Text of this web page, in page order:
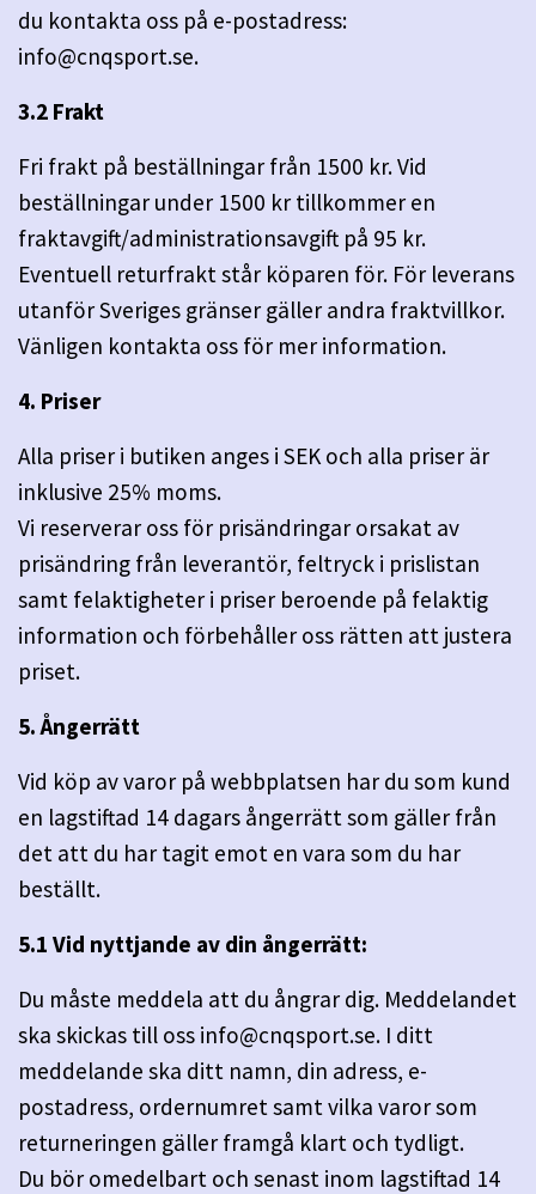
du kontakta oss på e-postadress:
info@cnqsport.se.
3.2 Frakt
Fri frakt på beställningar från 1500 kr. Vid
beställningar under 1500 kr tillkommer en
fraktavgift/administrationsavgift på 95 kr.
Eventuell returfrakt står köparen för. För leverans
utanför Sveriges gränser gäller andra fraktvillkor.
Vänligen kontakta oss för mer information.
4. Priser
Alla priser i butiken anges i SEK och alla priser är
inklusive 25% moms.
Vi reserverar oss för prisändringar orsakat av
prisändring från leverantör, feltryck i prislistan
samt felaktigheter i priser beroende på felaktig
information och förbehåller oss rätten att justera
priset.
5. Ångerrätt
Vid köp av varor på webbplatsen har du som kund
en lagstiftad 14 dagars ångerrätt som gäller från
det att du har tagit emot en vara som du har
beställt.
5.1 Vid nyttjande av din ångerrätt:
Du måste meddela att du ångrar dig. Meddelandet
ska skickas till oss info@cnqsport.se. I ditt
meddelande ska ditt namn, din adress, e-
postadress, ordernumret samt vilka varor som
returneringen gäller framgå klart och tydligt.
Du bör omedelbart och senast inom lagstiftad 14